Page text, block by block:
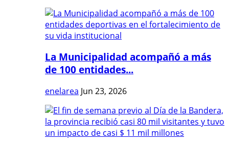
La Municipalidad acompañó a más
de 100 entidades...
enelarea Jun 23, 2026